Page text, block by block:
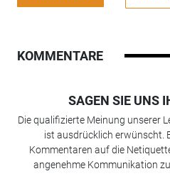
KOMMENTARE
SAGEN SIE UNS
Die qualifizierte Meinung unserer
ist ausdrücklich erwünscht.
Kommentaren auf die
angenehme Kommunikation